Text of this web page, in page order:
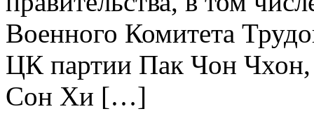
Военного Комитета
ЦК партии Пак Чон Чхон,
Сон Хи […]